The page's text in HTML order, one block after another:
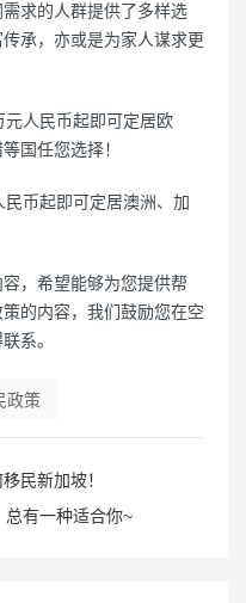
求的人群提供了多样选
承，亦或是为家人谋求更
人民币起即可定居欧
国任您选择！
币起即可定居澳洲、加
，希望能够为您提供帮
的内容，我们鼓励您在空
系。
政策
民新加坡！
总有一种适合你~